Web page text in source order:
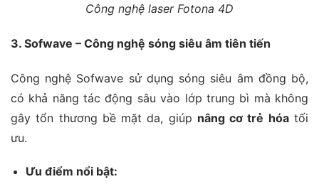
Công nghệ laser Fotona 4D
3. Sofwave – Công nghệ sóng siêu âm tiên tiến
Công nghệ Sofwave sử dụng sóng siêu âm đồng bộ,
có khả năng tác động sâu vào lớp trung bì mà không
gây tổn thương bề mặt da, giúp nâng cơ trẻ hóatối
ưu.
Ưu điểm nổi bật: